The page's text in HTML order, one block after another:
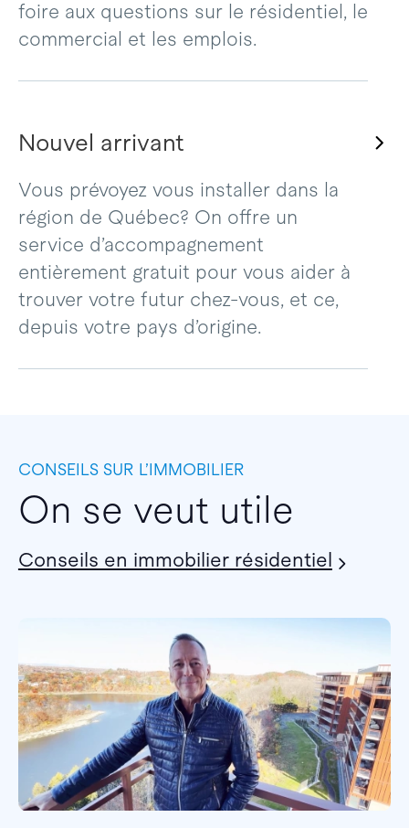
foire aux questions sur le résidentiel, le
commercial et les emplois.
Nouvel arrivant
Vous prévoyez vous installer dans la
région de Québec? On offre un
service d’accompagnement
entièrement gratuit pour vous aider à
trouver votre futur chez-vous, et ce,
depuis votre pays d’origine.
CONSEILS SUR L’IMMOBILIER
On se veut utile
Conseils en immobilier résidentiel